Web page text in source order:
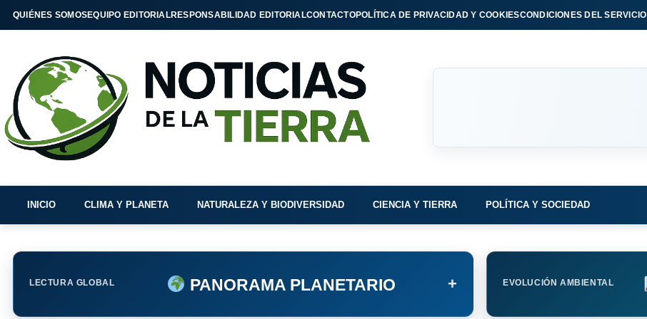
QUIÉNES SOMOSEQUIPO EDITORIALRESPONSABILIDAD EDITORIALCONTACTOPOLÍTICA DE PRIVACIDAD Y COOKIESCONDICIONES DEL SERVICIO
INICIO CLIMA Y PLANETA NATURALEZA Y BIODIVERSIDAD CIENCIA Y TIERRA POLÍTICA Y SOCIEDAD
LECTURA GLOBAL PANORAMA PLANETARIO + EVOLUCIÓN AMBIENTAL